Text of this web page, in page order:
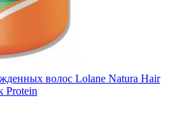
волос Lolane Natura Hair
Protein